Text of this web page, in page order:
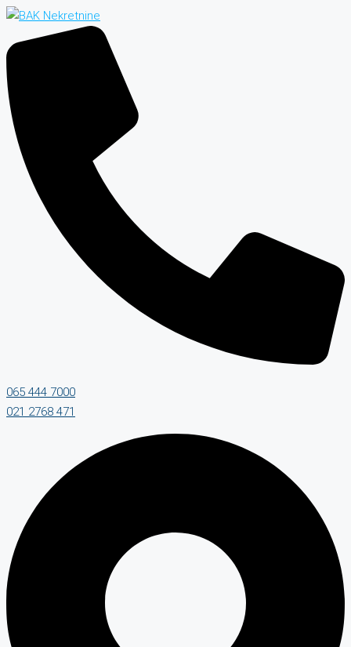
065 444 7000
021 2768 471